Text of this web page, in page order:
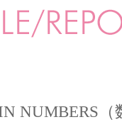
NUMBERS